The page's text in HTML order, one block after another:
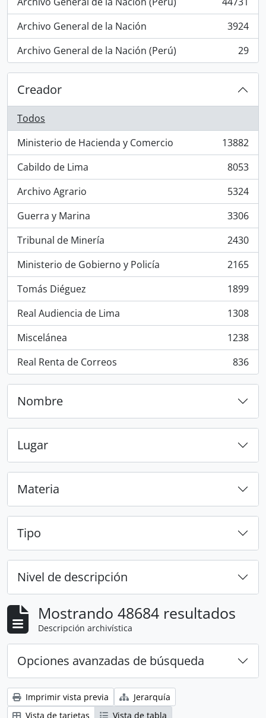
, 44731 resultados
Archivo General de la Nación
, 3924 resultados
3924
Archivo General de la Nación (Perú)
, 29 resultados 29
Creador
Todos
Ministerio de Hacienda y Comercio
, 13882 resultados
13882
Cabildo de Lima
, 8053 resultados
8053
Archivo Agrario
, 5324 resultados
5324
Guerra y Marina
, 3306 resultados
3306
Tribunal de Minería
, 2430 resultados
2430
Ministerio de Gobierno y Policía
, 2165 resultados
2165
Tomás Diéguez
, 1899 resultados
1899
Real Audiencia de Lima
, 1308 resultados
1308
Miscelánea
, 1238 resultados
1238
Real Renta de Correos
, 836 resultados 836
Nombre
Lugar
Materia
Tipo
Nivel de descripción
Mostrando 48684 resultados
Descripción archivística
Opciones avanzadas de búsqueda
Imprimir vista previa
Jerarquía
Vista de tarjetas
Vista de tabla